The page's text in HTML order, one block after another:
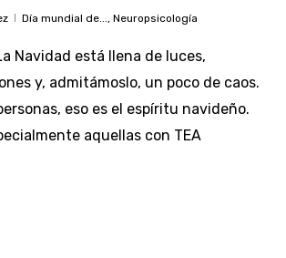
Día mundial de..., Neuropsicología
Navidad está llena de luces,
y, admitámoslo, un poco de caos.
eso es el espíritu navideño.
aquellas con TEA